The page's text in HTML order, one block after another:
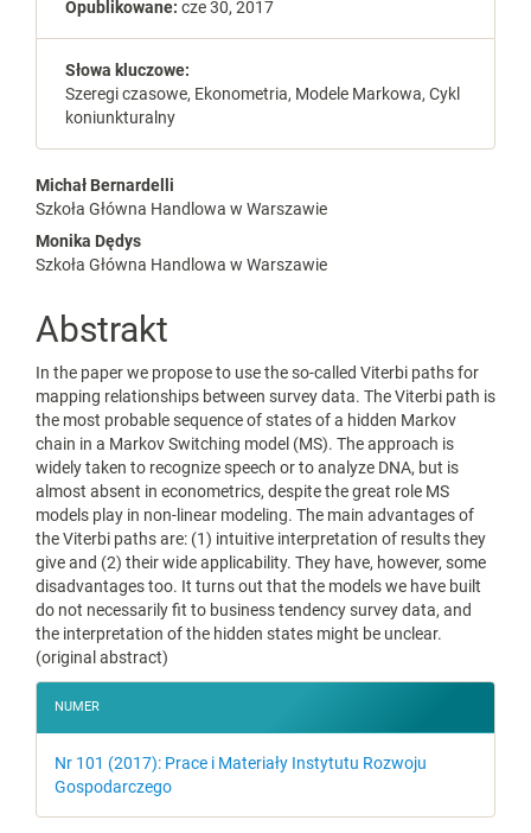
Opublikowane: cze 30, 2017
Słowa kluczowe:
Szeregi czasowe, Ekonometria, Modele Markowa, Cykl
koniunkturalny
Michał Bernardelli
Szkoła Główna Handlowa w Warszawie
Monika Dędys
Szkoła Główna Handlowa w Warszawie
Abstrakt
In the paper we propose to use the so-called Viterbi paths for
mapping relationships between survey data. The Viterbi path is
the most probable sequence of states of a hidden Markov
chain in a Markov Switching model (MS). The approach is
widely taken to recognize speech or to analyze DNA, but is
almost absent in econometrics, despite the great role MS
models play in non-linear modeling. The main advantages of
the Viterbi paths are: (1) intuitive interpretation of results they
give and (2) their wide applicability. They have, however, some
disadvantages too. It turns out that the models we have built
do not necessarily fit to business tendency survey data, and
the interpretation of the hidden states might be unclear.
(original abstract)
NUMER
Nr 101 (2017): Prace i Materiały Instytutu Rozwoju
Gospodarczego